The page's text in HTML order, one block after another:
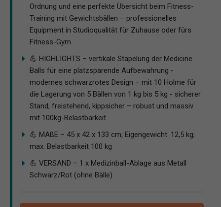
Ordnung und eine perfekte Übersicht beim Fitness-
Training mit Gewichtsbällen – professionelles
Equipment in Studioqualität für Zuhause oder fürs
Fitness-Gym
💪 HIGHLIGHTS – vertikale Stapelung der Medicine
Balls für eine platzsparende Aufbewahrung -
modernes schwarzrotes Design – mit 10 Holme für
die Lagerung von 5 Bällen von 1 kg bis 5 kg - sicherer
Stand, freistehend, kippsicher – robust und massiv
mit 100kg-Belastbarkeit
💪 MAßE – 45 x 42 x 133 cm; Eigengewicht: 12,5 kg;
max. Belastbarkeit 100 kg
💪 VERSAND – 1 x Medizinball-Ablage aus Metall
Schwarz/Rot (ohne Bälle)